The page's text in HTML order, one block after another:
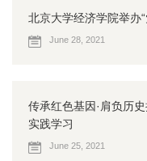
北京大学经济学院举办
June 28, 2021
传承红色基因·肩负历
实践学习
June 25, 2021